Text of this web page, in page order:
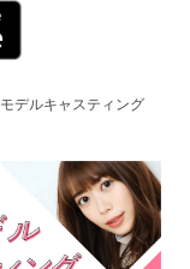
モデルキャスティング